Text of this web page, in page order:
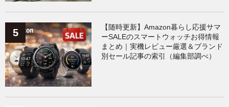
【随時更新】Amazon暮らし応援サマ
ーSALEのスマートウォッチお得情報
まとめ｜実機レビュー厳選＆ブランド
別セール記事の索引（編集部調べ）